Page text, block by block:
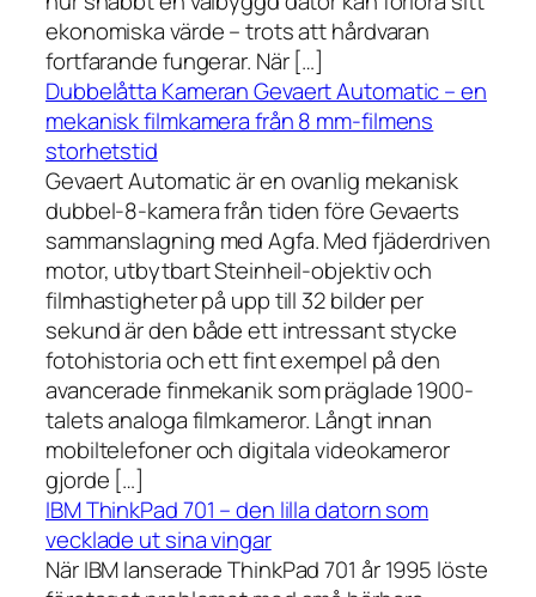
ekonomiska värde – trots att hårdvaran
fortfarande fungerar. När […]
Dubbelåtta Kameran Gevaert Automatic – en
mekanisk filmkamera från 8 mm-filmens
storhetstid
Gevaert Automatic är en ovanlig mekanisk
dubbel-8-kamera från tiden före Gevaerts
sammanslagning med Agfa. Med fjäderdriven
motor, utbytbart Steinheil-objektiv och
filmhastigheter på upp till 32 bilder per
sekund är den både ett intressant stycke
fotohistoria och ett fint exempel på den
avancerade finmekanik som präglade 1900-
talets analoga filmkameror. Långt innan
mobiltelefoner och digitala videokameror
gjorde […]
IBM ThinkPad 701 – den lilla datorn som
vecklade ut sina vingar
När IBM lanserade ThinkPad 701 år 1995 löste